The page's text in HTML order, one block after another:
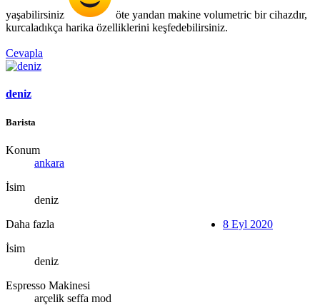
yaşabilirsiniz
öte yandan makine volumetric bir cihazdır,
kurcaladıkça harika özelliklerini keşfedebilirsiniz.
Cevapla
deniz
Barista
Konum
ankara
İsim
deniz
Daha fazla
İsim
deniz
Espresso Makinesi
arçelik seffa mod
8 Eyl 2020